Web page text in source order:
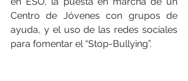
Centro de Jóvenes con grupos de
ayuda, y el uso de las redes sociales
para fomentar el “Stop-Bullying”.